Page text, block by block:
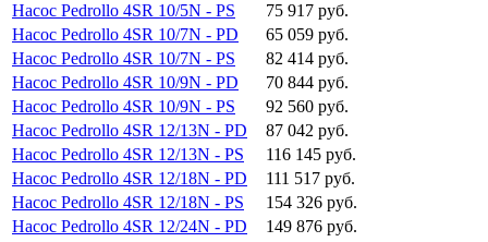
Насос Pedrollo 4SR 10/5N - PS
75 917 руб.
Насос Pedrollo 4SR 10/7N - PD
65 059 руб.
Насос Pedrollo 4SR 10/7N - PS
82 414 руб.
Насос Pedrollo 4SR 10/9N - PD
70 844 руб.
Насос Pedrollo 4SR 10/9N - PS
92 560 руб.
Насос Pedrollo 4SR 12/13N - PD
87 042 руб.
Насос Pedrollo 4SR 12/13N - PS
116 145 руб.
Насос Pedrollo 4SR 12/18N - PD
111 517 руб.
Насос Pedrollo 4SR 12/18N - PS
154 326 руб.
Насос Pedrollo 4SR 12/24N - PD
149 876 руб.